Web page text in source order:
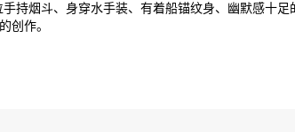
持烟斗、身穿水手装、有着船锚纹身、幽默感十
创作。